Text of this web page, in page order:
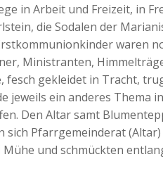
in Arbeit und Freizeit, in
die Sodalen der
waren
Ministranten,
gekleidet in Tracht,
ein anderes Thema
Den Altar samt
Pfarrgemeinderat
und schmückten